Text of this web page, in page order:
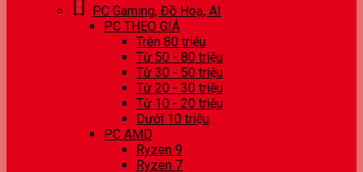
PC Gaming, Đồ Hoạ, AI
PC THEO GIÁ
Trên 80 triệu
Từ 50 - 80 triệu
Từ 30 - 50 triệu
Từ 20 - 30 triệu
Từ 10 - 20 triệu
Dưới 10 triệu
PC AMD
Ryzen 9
Ryzen 7